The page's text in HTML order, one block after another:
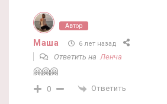
Автор
Маша 6 лет назад
Ответить наЛенча
🤗🤗🤗
0 Ответить